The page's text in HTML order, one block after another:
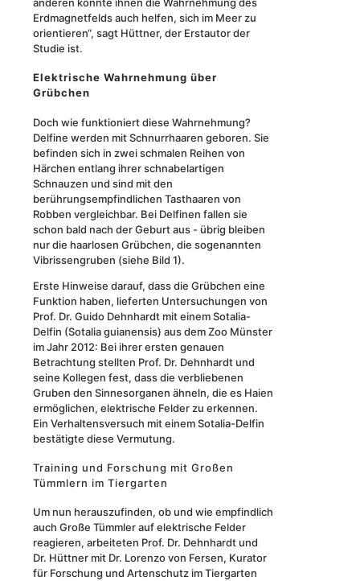
Erdmagnetfelds auch helfen, sich im Meer zu
orientieren“, sagt Hüttner, der Erstautor der
Studie ist.
Elektrische Wahrnehmung über
Grübchen
Doch wie funktioniert diese Wahrnehmung?
Delfine werden mit Schnurrhaaren geboren. Sie
befinden sich in zwei schmalen Reihen von
Härchen entlang ihrer schnabelartigen
Schnauzen und sind mit den
berührungsempfindlichen Tasthaaren von
Robben vergleichbar. Bei Delfinen fallen sie
schon bald nach der Geburt aus - übrig bleiben
nur die haarlosen Grübchen, die sogenannten
Vibrissengruben (siehe Bild 1).
Erste Hinweise darauf, dass die Grübchen eine
Funktion haben, lieferten Untersuchungen von
Prof. Dr. Guido Dehnhardt mit einem Sotalia-
Delfin (Sotalia guianensis) aus dem Zoo Münster
im Jahr 2012: Bei ihrer ersten genauen
Betrachtung stellten Prof. Dr. Dehnhardt und
seine Kollegen fest, dass die verbliebenen
Gruben den Sinnesorganen ähneln, die es Haien
ermöglichen, elektrische Felder zu erkennen.
Ein Verhaltensversuch mit einem Sotalia-Delfin
bestätigte diese Vermutung.
Training und Forschung mit Großen
Tümmlern im Tiergarten
Um nun herauszufinden, ob und wie empfindlich
auch Große Tümmler auf elektrische Felder
reagieren, arbeiteten Prof. Dr. Dehnhardt und
Dr. Hüttner mit Dr. Lorenzo von Fersen, Kurator
für Forschung und Artenschutz im Tiergarten